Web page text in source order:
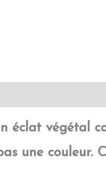
éclat végétal
une couleur.